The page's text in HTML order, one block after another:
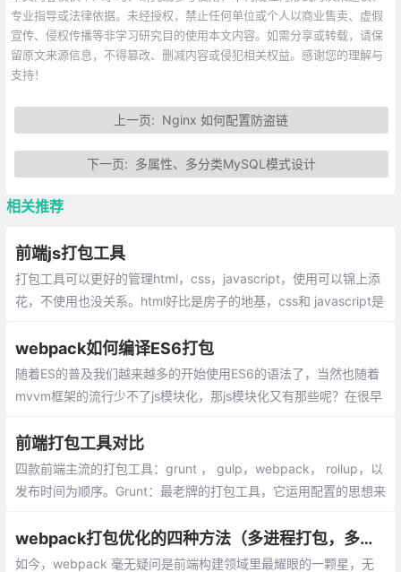
专业指导或法律依据。未经授权，禁止任何单位或个人以商业售卖、虚假
宣传、侵权传播等非学习研究目的使用本文内容。如需分享或转载，请保
留原文来源信息，不得篡改、删减内容或侵犯相关权益。感谢您的理解与
支持！
上一页: Nginx 如何配置防盗链
下一页: 多属性、多分类MySQL模式设计
相关推荐
前端js打包工具
打包工具可以更好的管理html，css，javascript，使用可以锦上添
花，不使用也没关系。html好比是房子的地基，css和 javascript是
webpack如何编译ES6打包
随着ES的普及我们越来越多的开始使用ES6的语法了，当然也随着
mvvm框架的流行少不了js模块化，那js模块化又有那些呢？在很早
前端打包工具对比
四款前端主流的打包工具：grunt ， gulp，webpack， rollup，以
发布时间为顺序。Grunt：最老牌的打包工具，它运用配置的思想来
webpack打包优化的四种方法（多进程打包，多进程压缩，资源 CDN，动态 polyfill）
如今，webpack 毫无疑问是前端构建领域里最耀眼的一颗星，无